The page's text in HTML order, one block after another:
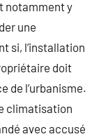
notamment y
une
si, l’installation
doit
de l’urbanisme.
climatisation
avec accusé